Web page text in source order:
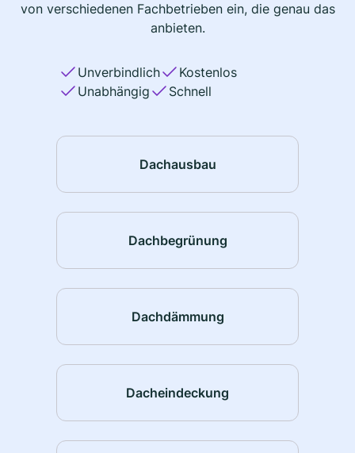
von verschiedenen Fachbetrieben ein, die genau das
anbieten.
Unverbindlich
Kostenlos
Unabhängig
Schnell
Dachausbau
Dachbegrünung
Dachdämmung
Dacheindeckung